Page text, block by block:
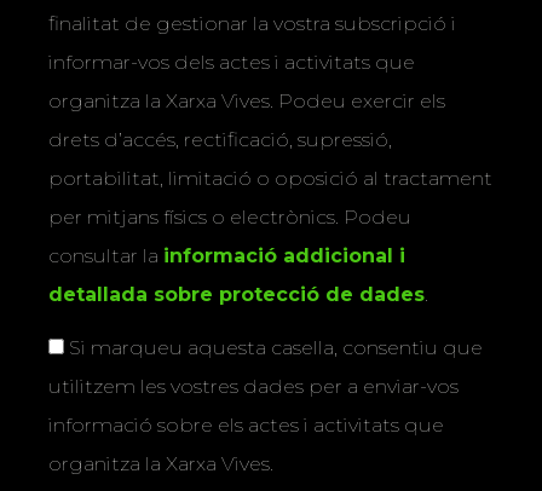
finalitat de gestionar la vostra subscripció i
informar-vos dels actes i activitats que
organitza la Xarxa Vives. Podeu exercir els
drets d’accés, rectificació, supressió,
portabilitat, limitació o oposició al tractament
per mitjans físics o electrònics. Podeu
consultar la informació addicional i
detallada sobre protecció de dades.
Si marqueu aquesta casella, consentiu que
utilitzem les vostres dades per a enviar-vos
informació sobre els actes i activitats que
organitza la Xarxa Vives.